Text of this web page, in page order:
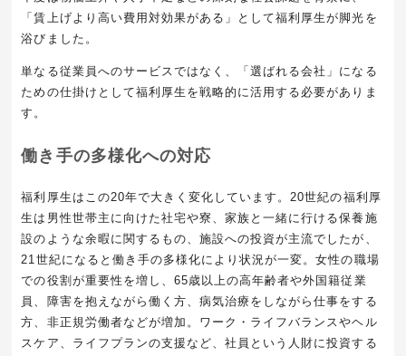
「賃上げより高い費用対効果がある」として福利厚生が脚光を
浴びました。
単なる従業員へのサービスではなく、「選ばれる会社」になる
ための仕掛けとして福利厚生を戦略的に活用する必要がありま
す。
働き手の多様化への対応
福利厚生はこの20年で大きく変化しています。20世紀の福利厚
生は男性世帯主に向けた社宅や寮、家族と一緒に行ける保養施
設のような余暇に関するもの、施設への投資が主流でしたが、
21世紀になると働き手の多様化により状況が一変。女性の職場
での役割が重要性を増し、65歳以上の高年齢者や外国籍従業
員、障害を抱えながら働く方、病気治療をしながら仕事をする
方、非正規労働者などが増加。ワーク・ライフバランスやヘル
スケア、ライフプランの支援など、社員という人財に投資する